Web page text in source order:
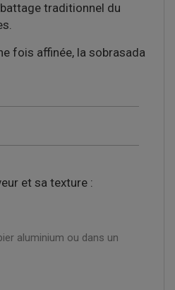
traditionnel du
fois affinée, la sobrasada
et sa texture :
aluminium ou dans un